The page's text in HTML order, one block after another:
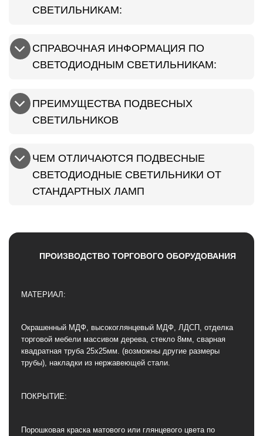
СВЕТИЛЬНИКАМ:
СПРАВОЧНАЯ ИНФОРМАЦИЯ ПО
СВЕТОДИОДНЫМ СВЕТИЛЬНИКАМ:
ПРЕИМУЩЕСТВА ПОДВЕСНЫХ
СВЕТИЛЬНИКОВ
ЧЕМ ОТЛИЧАЮТСЯ ПОДВЕСНЫЕ
СВЕТОДИОДНЫЕ СВЕТИЛЬНИКИ ОТ
СТАНДАРТНЫХ ЛАМП
ПРОИЗВОДСТВО ТОРГОВОГО ОБОРУДОВАНИЯ
МАТЕРИАЛ:
Окрашенный МДФ, высокоглянцевый МДФ, ЛДСП, отделка
торговой мебели массивом дерева, стекло 8мм, сварная
квадратная труба 25х25мм. (возможны другие размеры
трубы), накладки из нержавеющей стали.
ПОКРЫТИЕ:
Порошковая краска матового или глянцевого цвета по